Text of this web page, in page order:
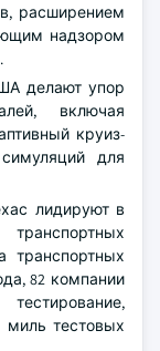
расширением
надзором
делают упор
включая
круиз-
для
лидируют в
транспортных
82 компании
миль тестовых